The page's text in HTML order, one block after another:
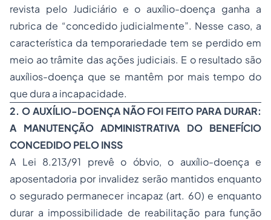
revista pelo Judiciário e o auxílio-doença ganha a
rubrica de “concedido judicialmente”. Nesse caso, a
característica da temporariedade tem se perdido em
meio ao trâmite das ações judiciais. E o resultado são
auxílios-doença que se mantêm por mais tempo do
que dura a incapacidade.
2. O AUXÍLIO-DOENÇA NÃO FOI FEITO PARA DURAR:
A MANUTENÇÃO ADMINISTRATIVA DO BENEFÍCIO
CONCEDIDO PELO INSS
A Lei 8.213/91 prevê o óbvio, o auxílio-doença e
aposentadoria por invalidez serão mantidos enquanto
o segurado permanecer incapaz (art. 60) e enquanto
durar a impossibilidade de reabilitação para função